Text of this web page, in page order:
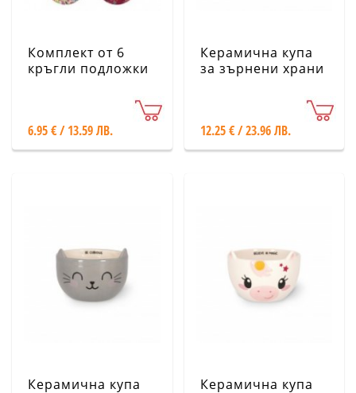
Комплект от 6
кръгли подложки
6.95 € / 13.59 ЛВ.
Керамична купа
за зърнени храни
12.25 € / 23.96 ЛВ.
Керамична купа
Керамична купа